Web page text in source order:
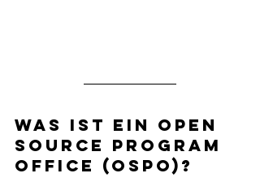
Was ist ein Open
Source Program
Office (OSPO)?